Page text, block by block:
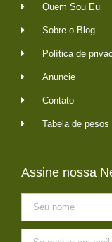
Quem Sou Eu
Sobre o Blog
Política de
Anuncie
Contato
Tabela de pesos
Assine nossa